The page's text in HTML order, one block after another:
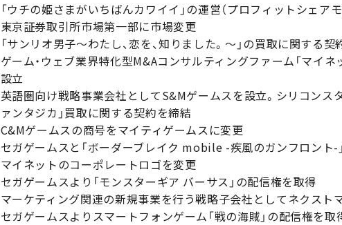
「ウチの姫さまがいちばんカワイイ」の運営（プロフィットシェア
東京証券取引所市場第一部に市場変更
「サンリオ男子～わたし、恋を、知りました。～」の買取に関する契
ゲーム・ウェブ業界特化型M&Aコンサルティングファーム「マイネ
設立
英語圏向け戦略事業会社としてS&Mゲームスを設立。シリコンス
ァンタジカ」買取に関する契約を締結
C&Mゲームスの商号をマイティゲームスに変更
セガゲームスと「ボーダーブレイク mobile -疾風のガンフロント-
マイネットのコーポレートロゴを変更
セガゲームスより「モンスターギア バーサス」の配信権を取得
マーケティング関連の新規事業を行う戦略子会社としてネクスト
セガゲームスよりスマートフォンゲーム「戦の海賊」の配信権を取